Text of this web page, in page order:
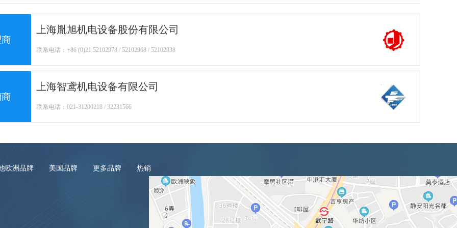
上海胤旭机电设备股份有限公司
联系电话：+86 (0)21 52102978 / 52102968 / 52102938
上海智鸢机电设备有限公司
联系电话：021-31200218 / 32231566
欧洲品牌 美国品牌 更多品牌 热销